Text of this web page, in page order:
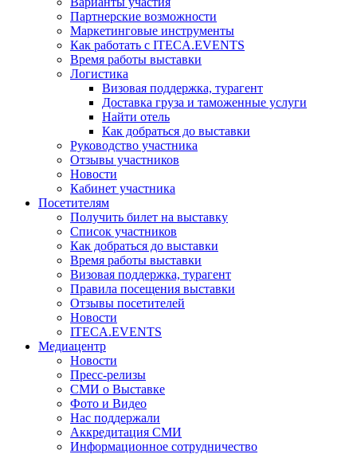
Партнерские возможности
Маркетинговые инструменты
Как работать с ITECA.EVENTS
Время работы выставки
Логистика
Визовая поддержка, турагент
Доставка груза и таможенные услуги
Найти отель
Как добраться до выставки
Руководство участника
Отзывы участников
Новости
Кабинет участника
Посетителям
Получить билет на выставку
Список участников
Как добраться до выставки
Время работы выставки
Визовая поддержка, турагент
Правила посещения выставки
Отзывы посетителей
Новости
ITECA.EVENTS
Медиацентр
Новости
Пресс-релизы
СМИ о Выставке
Фото и Видео
Нас поддержали
Аккредитация СМИ
Информационное сотрудничество